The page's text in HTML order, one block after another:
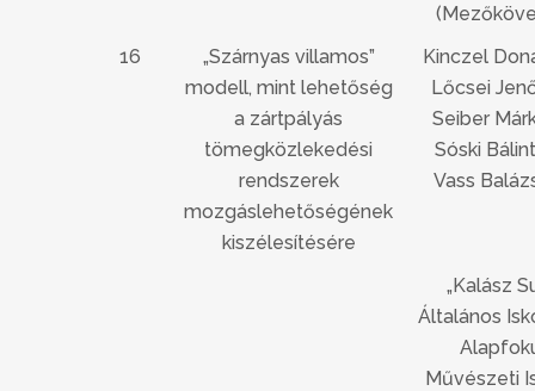
16
„Szárnyas villamos”
modell, mint lehetőség
a zártpályás
tömegközlekedési
rendszerek
mozgáslehetőségének
kiszélesítésére
Kinczel
Lőcsei
Seiber
Sóski
Vass
„Kalász
Általános
Művészeti